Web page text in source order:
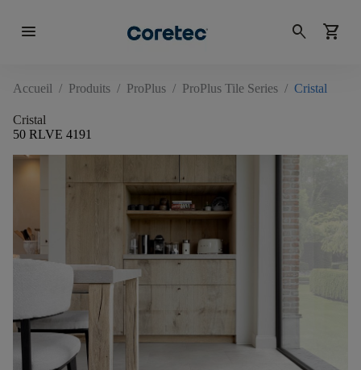
menu search shopping_cart
Accueil / Produits / ProPlus / ProPlus Tile Series / Cristal
Cristal
50 RLVE 4191